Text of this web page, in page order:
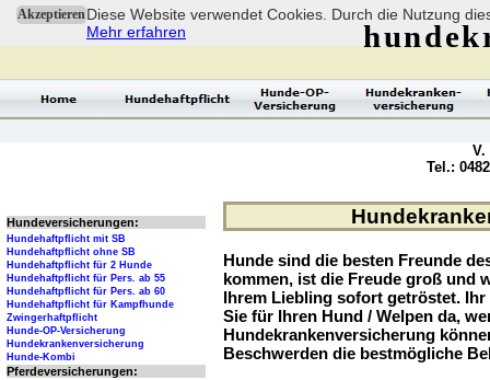
AkzeptierenDiese Website verwendet Cookies. Durch die Nutzung
Mehr erfahren
Hunde sind die besten Freunde
kommen, ist die Freude groß und
Ihrem Liebling sofort getröstet.
Sie für Ihren Hund / Welpen da,
Hundekrankenversicherung
Beschwerden die bestmögliche
Hundeversicherungen:
Hundehaftpflicht mit SB
Hundehaftpflicht ohne SB
Hundehaftpflicht für 2 Hunde
Hundehaftpflicht für Pers. ab 55
Hundehaftpflicht für Pers. ab 60
Hundehaftpflicht für Kampfhunde
Zwingerhaftpflicht
Hunde-OP-Versicherung
Hundekrankenversicherung
Hunde-Kombi
Pferdeversicherungen:
V.
Tel.: